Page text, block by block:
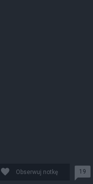
Obserwuj notkę 19